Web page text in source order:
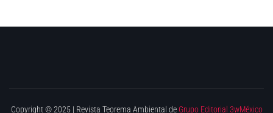
Copyright © 2025 | Revista Teorema Ambiental de Grupo Editorial 3wMéxico